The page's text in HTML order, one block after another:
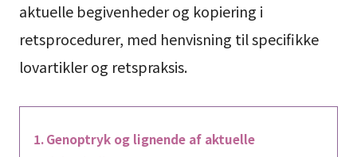
aktuelle begivenheder og kopiering i
retsprocedurer, med henvisning til specifikke
lovartikler og retspraksis.
Genoptryk og lignende af aktuelle